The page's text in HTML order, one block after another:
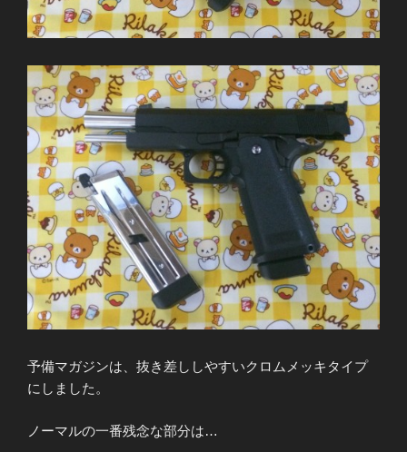
予備マガジンは、抜き差ししやすいクロムメッキタイプ
にしました。
ノーマルの一番残念な部分は…